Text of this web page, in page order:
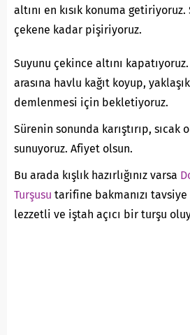
altını en kısık konuma
çekene kadar pişiriyoruz.
Suyunu çekince altını
arasına havlu kağıt koyup,
demlenmesi için bekletiyoruz.
Sürenin sonunda karıştırıp, sıcak
sunuyoruz. Afiyet olsun.
Bu arada kışlık hazırlığınız varsa
Turşusu tarifine bakmanızı
lezzetli ve iştah açıcı bir turşu